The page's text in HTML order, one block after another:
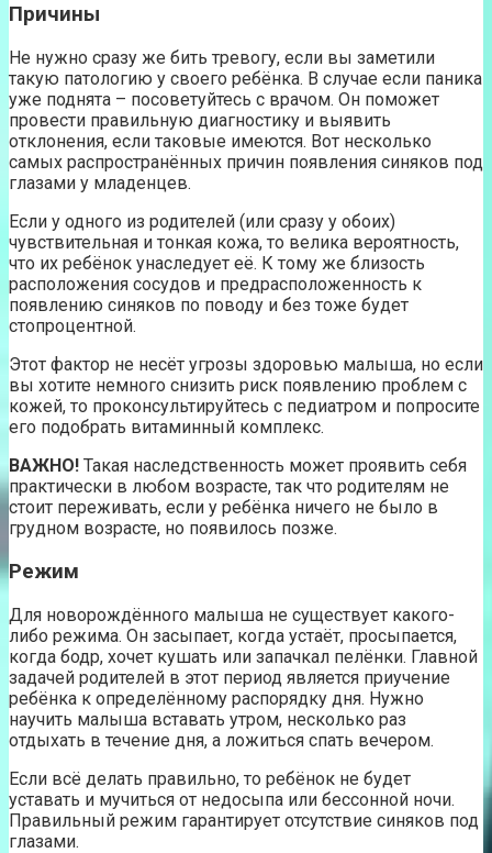
Причины
Не нужно сразу же бить тревогу, если вы заметили
такую патологию у своего ребёнка. В случае если паника
уже поднята – посоветуйтесь с врачом. Он поможет
провести правильную диагностику и выявить
отклонения, если таковые имеются. Вот несколько
самых распространённых причин появления синяков под
глазами у младенцев.
Если у одного из родителей (или сразу у обоих)
чувствительная и тонкая кожа, то велика вероятность,
что их ребёнок унаследует её. К тому же близость
расположения сосудов и предрасположенность к
появлению синяков по поводу и без тоже будет
стопроцентной.
Этот фактор не несёт угрозы здоровью малыша, но если
вы хотите немного снизить риск появлению проблем с
кожей, то проконсультируйтесь с педиатром и попросите
его подобрать витаминный комплекс.
ВАЖНО! Такая наследственность может проявить себя
практически в любом возрасте, так что родителям не
стоит переживать, если у ребёнка ничего не было в
грудном возрасте, но появилось позже.
Режим
Для новорождённого малыша не существует какого-
либо режима. Он засыпает, когда устаёт, просыпается,
когда бодр, хочет кушать или запачкал пелёнки. Главной
задачей родителей в этот период является приучение
ребёнка к определённому распорядку дня. Нужно
научить малыша вставать утром, несколько раз
отдыхать в течение дня, а ложиться спать вечером.
Если всё делать правильно, то ребёнок не будет
уставать и мучиться от недосыпа или бессонной ночи.
Правильный режим гарантирует отсутствие синяков под
глазами.